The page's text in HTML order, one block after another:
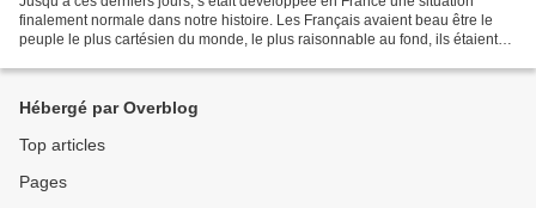
finalement normale dans notre histoire. Les Français avaient beau être le
peuple le plus cartésien du monde, le plus raisonnable au fond, ils étaient
Hébergé par Overblog
Top articles
Pages